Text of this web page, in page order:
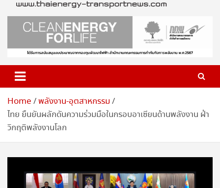
www.ten-news.com
ข่าวพลังงานและคมนาคม
Home พลังงาน-อุตสาหกรรม
ไทย ยืนยันผลักดันความร่วมมือในกรอบอาเซียนด้านพลังงาน ฝ่า
วิกฤติพลังงานโลก